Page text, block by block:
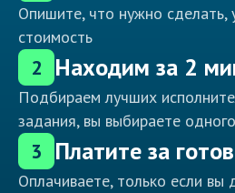
Опишите, что нужно сделать,
стоимость
2 Находим за 2
Подбираем лучших
задания, вы выбираете одного
3 Платите за
Оплачиваете, только если вы